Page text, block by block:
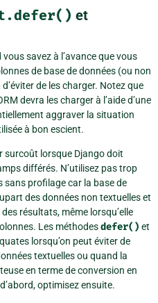
et
savez à l’avance que vous
de base de données (ou non
de les charger. Notez que
devra les charger à l’aide d’une
aggraver la situation
à bon escient.
surcoût lorsque Django doit
différés. N’utilisez pas trop
profilage car la base de
des données non textuelles et
résultats, même lorsqu’elle
Les méthodesdefer() et
lorsqu’on peut éviter de
textuelles ou quand la
en terme de conversion en
optimisez ensuite.